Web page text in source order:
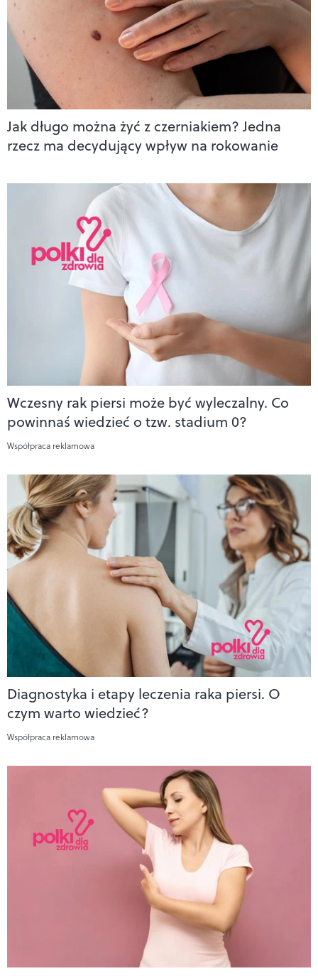
Jak długo można żyć z czerniakiem? Jedna
rzecz ma decydujący wpływ na rokowanie
Wczesny rak piersi może być wyleczalny. Co
powinnaś wiedzieć o tzw. stadium 0?
Współpraca reklamowa
Diagnostyka i etapy leczenia raka piersi. O
czym warto wiedzieć?
Współpraca reklamowa